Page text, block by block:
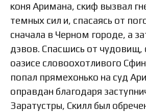
коня Аримана, скиф вызвал
темных сил и, спасаясь от
сначала в Черном городе, а
дэвов. Спасшись от чудовищ,
оазисе словоохотливого
попал прямехонько на суд
оправдан благодаря
Заратустры, Скилл был